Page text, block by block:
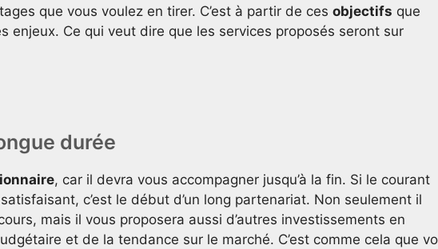
que vous voulez en tirer. C’est à partir de ces objectifs que
enjeux. Ce qui veut dire que les services proposés seront sur
durée
, car il devra vous accompagner jusqu’à la fin. Si le courant
c’est le début d’un long partenariat. Non seulement il
mais il vous proposera aussi d’autres investissements en
et de la tendance sur le marché. C’est comme cela que